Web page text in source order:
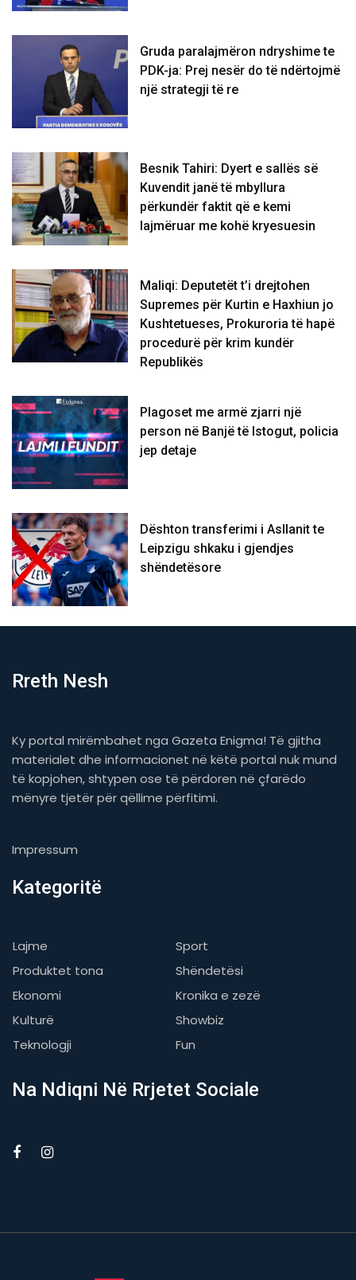
Gruda paralajmëron ndryshime te
PDK-ja: Prej nesër do të ndërtojmë
një strategji të re
Besnik Tahiri: Dyert e sallës së
Kuvendit janë të mbyllura
përkundër faktit që e kemi
lajmëruar me kohë kryesuesin
Maliqi: Deputetët t’i drejtohen
Supremes për Kurtin e Haxhiun jo
Kushtetueses, Prokuroria të hapë
procedurë për krim kundër
Republikës
Plagoset me armë zjarri një
person në Banjë të Istogut, policia
jep detaje
Dështon transferimi i Asllanit te
Leipzigu shkaku i gjendjes
shëndetësore
Rreth Nesh
Ky portal mirëmbahet nga Gazeta Enigma! Të gjitha
materialet dhe informacionet në këtë portal nuk mund
të kopjohen, shtypen ose të përdoren në çfarëdo
mënyre tjetër për qëllime përfitimi.
Impressum
Kategoritë
Lajme
Sport
Produktet tona
Shëndetësi
Ekonomi
Kronika e zezë
Kulturë
Showbiz
Teknologji
Fun
Na Ndiqni Në Rrjetet Sociale